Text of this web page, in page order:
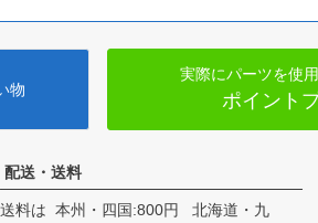
物
実際にパーツを使
ポイント
配送・送料
送料は 本州・四国:800円 北海道・九